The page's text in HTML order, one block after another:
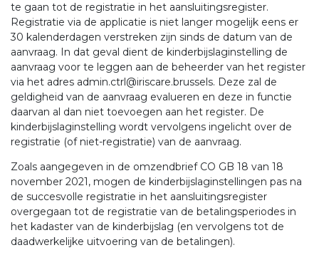
te gaan tot de registratie in het aansluitingsregister.
Registratie via de applicatie is niet langer mogelijk eens er
30 kalenderdagen verstreken zijn sinds de datum van de
aanvraag. In dat geval dient de kinderbijslaginstelling de
aanvraag voor te leggen aan de beheerder van het register
via het adres admin.ctrl@iriscare.brussels. Deze zal de
geldigheid van de aanvraag evalueren en deze in functie
daarvan al dan niet toevoegen aan het register. De
kinderbijslaginstelling wordt vervolgens ingelicht over de
registratie (of niet-registratie) van de aanvraag.
Zoals aangegeven in de omzendbrief CO GB 18 van 18
november 2021, mogen de kinderbijslaginstellingen pas na
de succesvolle registratie in het aansluitingsregister
overgegaan tot de registratie van de betalingsperiodes in
het kadaster van de kinderbijslag (en vervolgens tot de
daadwerkelijke uitvoering van de betalingen).